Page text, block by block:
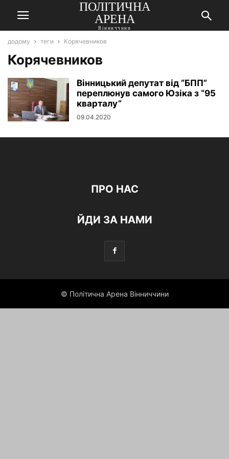
ПОЛІТИЧНА
АРЕНА
Вінниччини
додому теги Корячевников
Корячевников
Вінницький депутат від “БПП”
переплюнув самого Юзіка з “95
кварталу”
09.04.2020
ПРО НАС
ЙДИ ЗА НАМИ
© Політична Арена Вінниччини